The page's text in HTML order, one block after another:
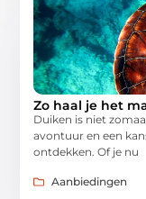
Zo haal je het
Duiken is niet
avontuur en een
ontdekken. Of je nu
Aanbiedingen